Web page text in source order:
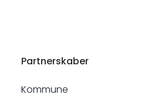
Partnerskaber
Kommune